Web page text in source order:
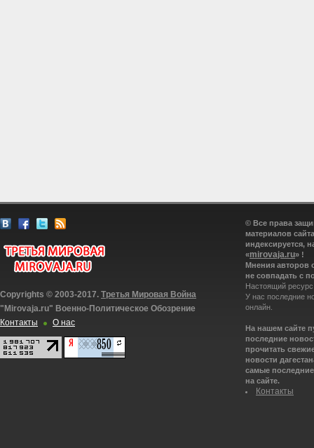
Copyrights © 2003-2017. Третья Мировая Война
"Mirovaja.ru" Военно-Политическое Обозрение
Контакты
О нас
© Все права
материалов
индексируется,
«mirovaja.ru» !
Мнения авторов
не совпадать с
Настоящий
У нас последние
онлайн.
На нашем сайте
последние
прочитать
новости
самые
на сайте.
Контакты